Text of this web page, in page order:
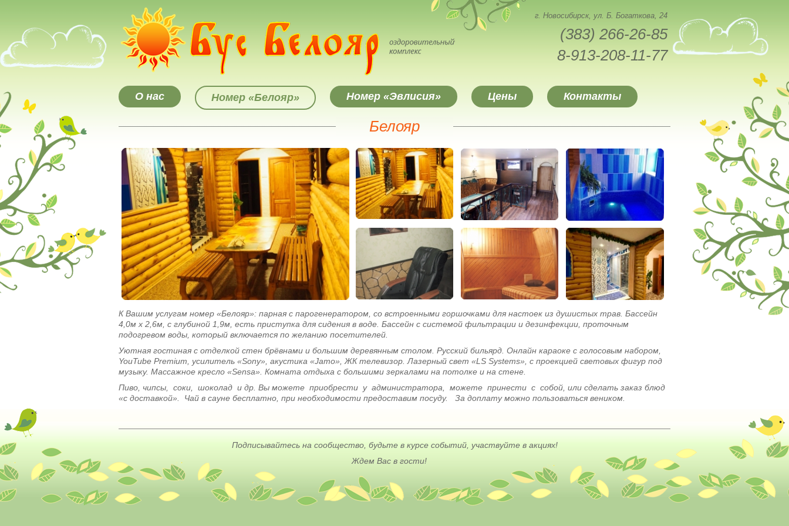
г. Новосибирск, ул. Б. Богаткова, 24
(383) 266-26-85
8-913-208-11-77
О нас Номер «Белояр» Номер «Эвлисия» Цены Контакты
Белояр
К Вашим услугам номер «Белояр»: парная с парогенератором, со встроенными горшочками для настоек из душистых трав. Бассейн
4,0м х 2,6м, с глубиной 1,9м, есть приступка для сидения в воде. Бассейн с системой фильтрации и дезинфекции, проточным
подогревом воды, который включается по желанию посетителей.
Уютная гостиная с отделкой стен брёвнами и большим деревянным столом. Русский бильярд. Онлайн караоке с голосовым набором,
YouTube Premium, усилитель «Sony», акустика «Jamo», ЖК телевизор. Лазерный свет «LS Systems», с проекцией световых фигур под
музыку. Массажное кресло «Sensa». Комната отдыха с большими зеркалами на потолке и на стене.
Пиво, чипсы, соки, шоколад и др. Вы можете приобрести у администратора, можете принести с собой, или сделать заказ блюд
«с доставкой». Чай в сауне бесплатно, при необходимости предоставим посуду. За доплату можно пользоваться веником.
Подписывайтесь на сообщество, будьте в курсе событий, участвуйте в акциях!
Ждем Вас в гости!